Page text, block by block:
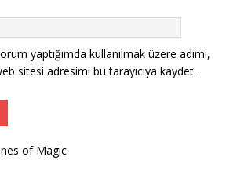
yaptığımda kullanılmak üzere adımı,
sitesi adresimi bu tarayıcıya kaydet.
of Magic